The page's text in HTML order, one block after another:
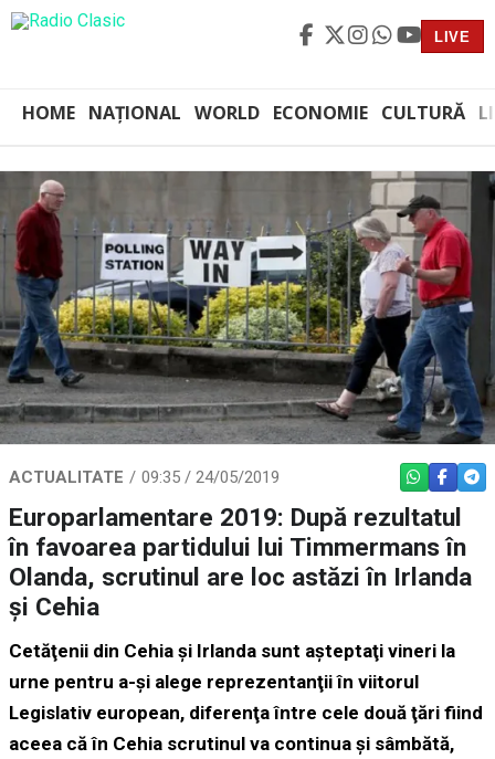
LIVE
HOME NAȚIONAL WORLD ECONOMIE CULTURĂ
ACTUALITATE 09:35 / 24/05/2019 WHATSAPP
Europarlamentare 2019: După rezultatul
în favoarea partidului lui Timmermans în
Olanda, scrutinul are loc astăzi în Irlanda
şi Cehia
Cetăţenii din Cehia şi Irlanda sunt aşteptaţi vineri la
urne pentru a-şi alege reprezentanţii în viitorul
Legislativ european, diferenţa între cele două ţări fiind
aceea că în Cehia scrutinul va continua şi sâmbătă,